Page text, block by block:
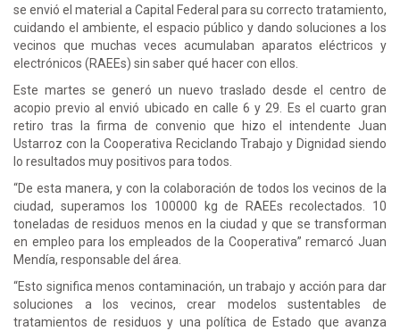
se envió el material a Capital Federal para su correcto tratamiento,
cuidando el ambiente, el espacio público y dando soluciones a los
vecinos que muchas veces acumulaban aparatos eléctricos y
electrónicos (RAEEs) sin saber qué hacer con ellos.
Este martes se generó un nuevo traslado desde el centro de
acopio previo al envió ubicado en calle 6 y 29. Es el cuarto gran
retiro tras la firma de convenio que hizo el intendente Juan
Ustarroz con la Cooperativa Reciclando Trabajo y Dignidad siendo
lo resultados muy positivos para todos.
“De esta manera, y con la colaboración de todos los vecinos de la
ciudad, superamos los 100000 kg de RAEEs recolectados. 10
toneladas de residuos menos en la ciudad y que se transforman
en empleo para los empleados de la Cooperativa” remarcó Juan
Mendía, responsable del área.
“Esto significa menos contaminación, un trabajo y acción para dar
soluciones a los vecinos, crear modelos sustentables de
tratamientos de residuos y una política de Estado que avanza